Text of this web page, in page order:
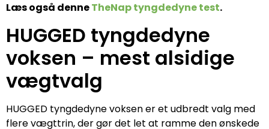
Læs også denneTheNap tyngdedyne test.
HUGGED tyngdedyne
voksen – mest alsidige
vægtvalg
HUGGED tyngdedyne voksen er et udbredt valg med
flere vægttrin, der gør det let at ramme den ønskede